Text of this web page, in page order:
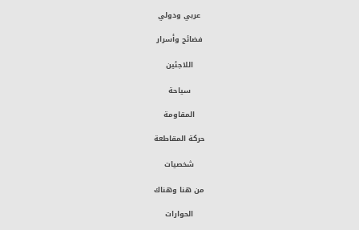
عربي ودولي
فضائح وأسرار
اللاجئين
سياحة
المقاومة
حركة المقاطعة
شخصيات
من هنا وهناك
الحوارات